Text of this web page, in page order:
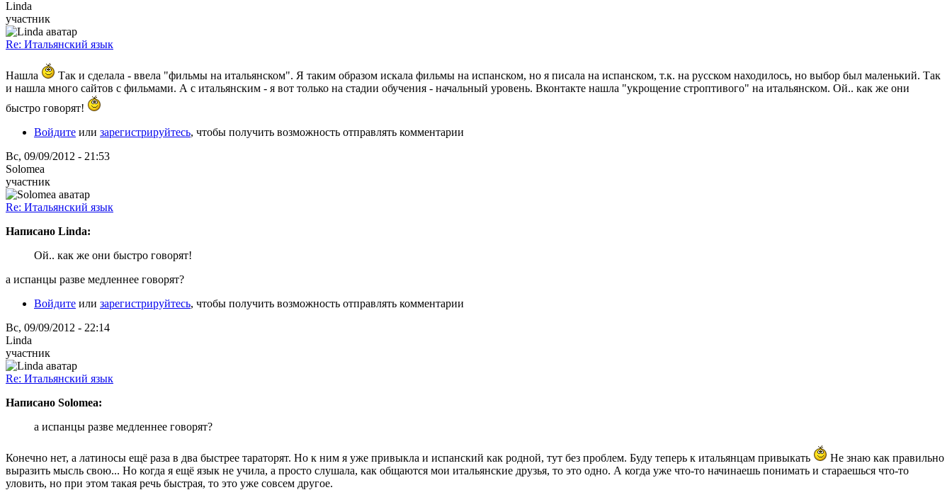
Linda
участник
Re: Итальянский язык
Нашла
Так и сделала - ввела "фильмы на итальянском". Я таким образом искала фильмы на испанском, но я писала на испанском, т.к. на русском находилось, но выбор был маленький. Так
и нашла много сайтов с фильмами. А с итальянским - я вот только на стадии обучения - начальный уровень. Вконтакте нашла "укрощение строптивого" на итальянском. Ой.. как же они
быстро говорят!
Войдите или зарегистрируйтесь, чтобы получить возможность отправлять комментарии
Вс, 09/09/2012 - 21:53
Solomea
участник
Re: Итальянский язык
Написано Linda:
Ой.. как же они быстро говорят!
а испанцы разве медленнее говорят?
Войдите или зарегистрируйтесь, чтобы получить возможность отправлять комментарии
Вс, 09/09/2012 - 22:14
Linda
участник
Re: Итальянский язык
Написано Solomea:
а испанцы разве медленнее говорят?
Конечно нет, а латиносы ещё раза в два быстрее тараторят. Но к ним я уже привыкла и испанский как родной, тут без проблем. Буду теперь к итальянцам привыкать
Не знаю как правильно
выразить мысль свою... Но когда я ещё язык не учила, а просто слушала, как общаются мои итальянские друзья, то это одно. А когда уже что-то начинаешь понимать и стараешься что-то
уловить, но при этом такая речь быстрая, то это уже совсем другое.